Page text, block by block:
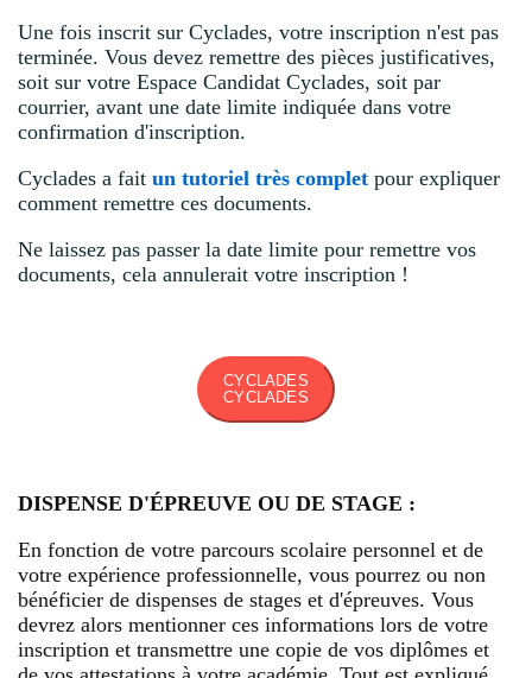
Une fois inscrit sur Cyclades, votre inscription n'est pas
terminée. Vous devez remettre des pièces justificatives,
soit sur votre Espace Candidat Cyclades, soit par
courrier, avant une date limite indiquée dans votre
confirmation d'inscription.
Cyclades a fait un tutoriel très complet pour expliquer
comment remettre ces documents.
Ne laissez pas passer la date limite pour remettre vos
documents, cela annulerait votre inscription !
CYCLADES
CYCLADES
DISPENSE D'ÉPREUVE OU DE STAGE :
En fonction de votre parcours scolaire personnel et de
votre expérience professionnelle, vous pourrez ou non
bénéficier de dispenses de stages et d'épreuves. Vous
devrez alors mentionner ces informations lors de votre
inscription et transmettre une copie de vos diplômes et